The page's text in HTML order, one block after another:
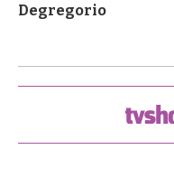
Degregorio